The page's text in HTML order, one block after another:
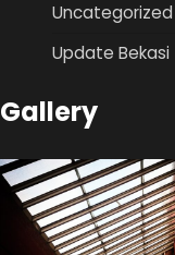
Uncategorized
Update Bekasi
Gallery